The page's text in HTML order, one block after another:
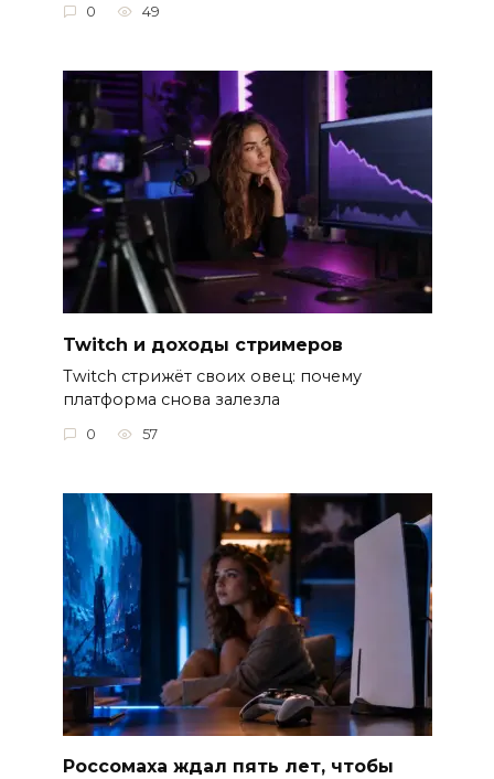
0 49
Twitch и доходы стримеров
Twitch стрижёт своих овец: почему
платформа снова залезла
0 57
Россомаха ждал пять лет, чтобы